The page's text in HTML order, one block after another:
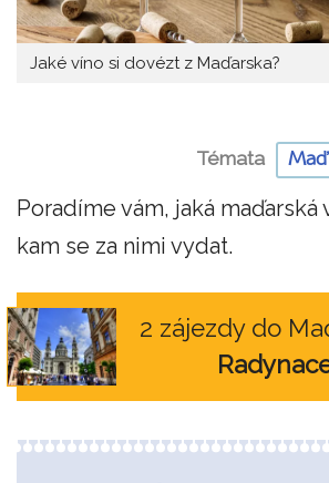
Jaké víno si dovézt z Maďarska?
Témata
Poradíme vám, jaká maďarská
kam se za nimi vydat.
2 zájezdy do